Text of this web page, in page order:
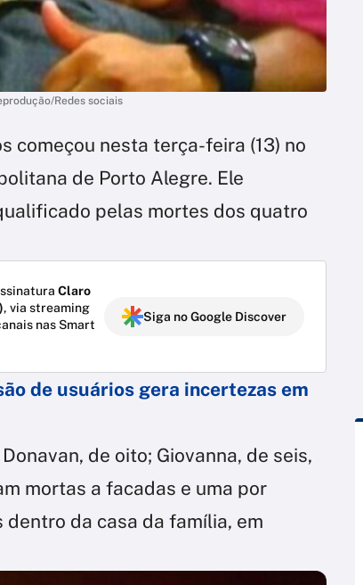
Redes sociais
começou nesta terça-feira (13) no
de Porto Alegre. Ele
pelas mortes dos quatro
Claro
, via streaming
nas Smart
Siga no Google Discover
de usuários gera incertezas em
de oito; Giovanna, de seis,
mortas a facadas e uma por
da casa da família, em